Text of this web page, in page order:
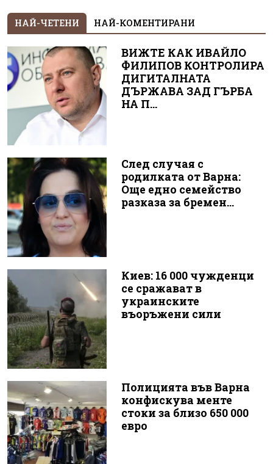
НАЙ-ЧЕТЕНИ НАЙ-КОМЕНТИРАНИ
ВИЖТЕ КАК ИВАЙЛО
ФИЛИПОВ КОНТРОЛИРА
ДИГИТАЛНАТА
ДЪРЖАВА ЗАД ГЪРБА
НА П...
След случая с
родилката от Варна:
Още едно семейство
разказа за бремен...
Киев: 16 000 чужденци
се сражават в
украинските
въоръжени сили
Полицията във Варна
конфискува менте
стоки за близо 650 000
евро